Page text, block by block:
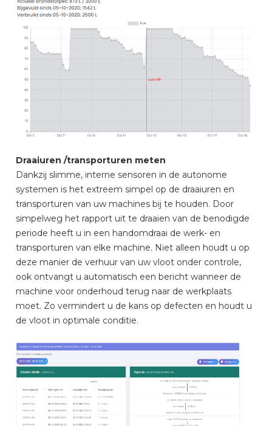
Draaiuren /transporturen meten
Dankzij slimme, interne sensoren in de autonome
systemen is het extreem simpel op de draaiuren en
transporturen van uw machines bij te houden. Door
simpelweg het rapport uit te draaien van de benodigde
periode heeft u in een handomdraai de werk- en
transporturen van elke machine. Niet alleen houdt u op
deze manier de verhuur van uw vloot onder controle,
ook ontvangt u automatisch een bericht wanneer de
machine voor onderhoud terug naar de werkplaats
moet. Zo vermindert u de kans op defecten en houdt u
de vloot in optimale conditie.